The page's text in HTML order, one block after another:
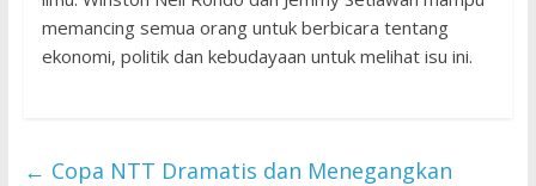
memancing semua orang untuk berbicara tentang
ekonomi, politik dan kebudayaan untuk melihat isu ini.
← Copa NTT Dramatis dan Menegangkan